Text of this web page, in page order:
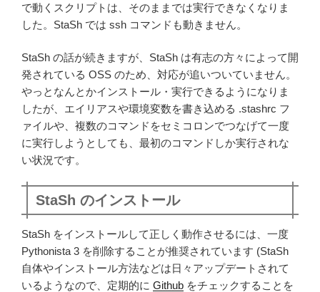
で動くスクリプトは、そのままでは実行できなくなりま
した。StaSh では ssh コマンドも動きません。
StaSh の話が続きますが、StaSh は有志の方々によって開
発されている OSS のため、対応が追いついていません。
やっとなんとかインストール・実行できるようになりま
したが、エイリアスや環境変数を書き込める .stashrc フ
ァイルや、複数のコマンドをセミコロンでつなげて一度
に実行しようとしても、最初のコマンドしか実行されな
い状況です。
StaSh のインストール
StaSh をインストールして正しく動作させるには、一度
Pythonista 3 を削除することが推奨されています (StaSh
自体やインストール方法などは日々アップデートされて
いるようなので、定期的に Github をチェックすることを